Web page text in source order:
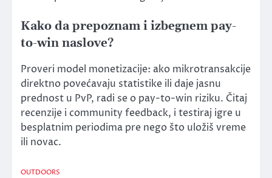
Kako da prepoznam i izbegnem pay-
to-win naslove?
Proveri model monetizacije: ako mikrotransakcije
direktno povećavaju statistike ili daje jasnu
prednost u PvP, radi se o pay-to-win riziku. Čitaj
recenzije i community feedback, i testiraj igre u
besplatnim periodima pre nego što uložiš vreme
ili novac.
OUTDOORS